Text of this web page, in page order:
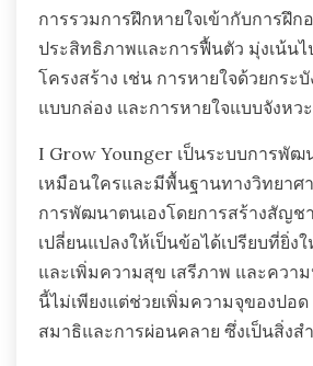
การรวมการฝึกหายใจเข้ากับการฝึก
ประสิทธิภาพและการฟื้นตัว มุ่งเน้น
โครงสร้าง เช่น การหายใจด้วยกระ
แบบกล่อง และการหายใจแบบจังหวะ
I Grow Younger เป็นระบบการพัฒ
เหมือนใครและมีพื้นฐานทางวิทยาศ
การพัฒนาตนเองโดยการสร้างสัญ
เปลี่ยนแปลงให้เป็นข้อได้เปรียบที่ยิ่
และเพิ่มความสุข เสรีภาพ และควา
นี้ไม่เพียงแต่ช่วยเพิ่มความจุของปอด
สมาธิและการผ่อนคลาย ซึ่งเป็นสิ่ง